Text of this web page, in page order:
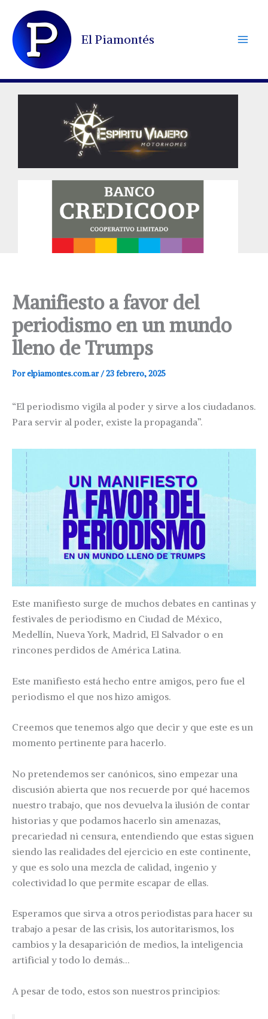
contenido
El Piamontés
Manifiesto a favor del
periodismo en un mundo
lleno de Trumps
Porelpiamontes.com.ar/23 febrero, 2025
“El periodismo vigila al poder y sirve a los ciudadanos.
Para servir al poder, existe la propaganda”.
Este manifiesto surge de muchos debates en cantinas y
festivales de periodismo en Ciudad de México,
Medellín, Nueva York, Madrid, El Salvador o en
rincones perdidos de América Latina.
Este manifiesto está hecho entre amigos, pero fue el
periodismo el que nos hizo amigos.
Creemos que tenemos algo que decir y que este es un
momento pertinente para hacerlo.
No pretendemos ser canónicos, sino empezar una
discusión abierta que nos recuerde por qué hacemos
nuestro trabajo, que nos devuelva la ilusión de contar
historias y que podamos hacerlo sin amenazas,
precariedad ni censura, entendiendo que estas siguen
siendo las realidades del ejercicio en este continente,
y que es solo una mezcla de calidad, ingenio y
colectividad lo que permite escapar de ellas.
Esperamos que sirva a otros periodistas para hacer su
trabajo a pesar de las crisis, los autoritarismos, los
cambios y la desaparición de medios, la inteligencia
artificial y todo lo demás…
A pesar de todo, estos son nuestros principios: